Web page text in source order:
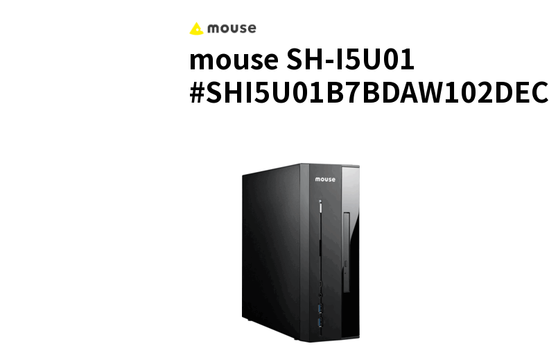
mouse SH-I5U01
#SHI5U01B7BDAW102DEC